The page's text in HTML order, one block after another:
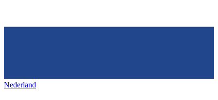
Nederland